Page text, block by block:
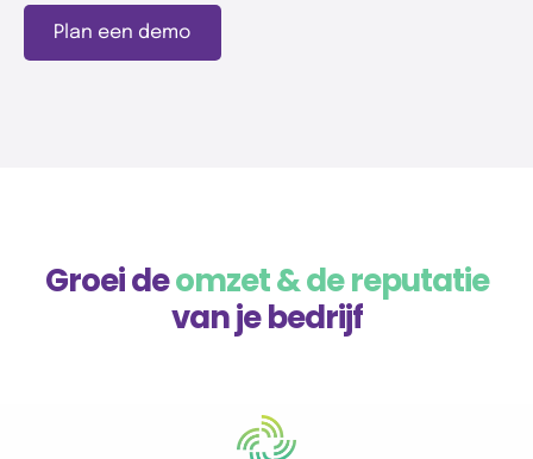
Plan een demo
Groei deomzet & de reputatie
van je bedrijf